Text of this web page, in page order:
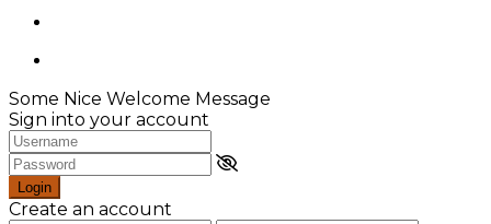
Some Nice Welcome Message
Sign into your account
Login
Create an account